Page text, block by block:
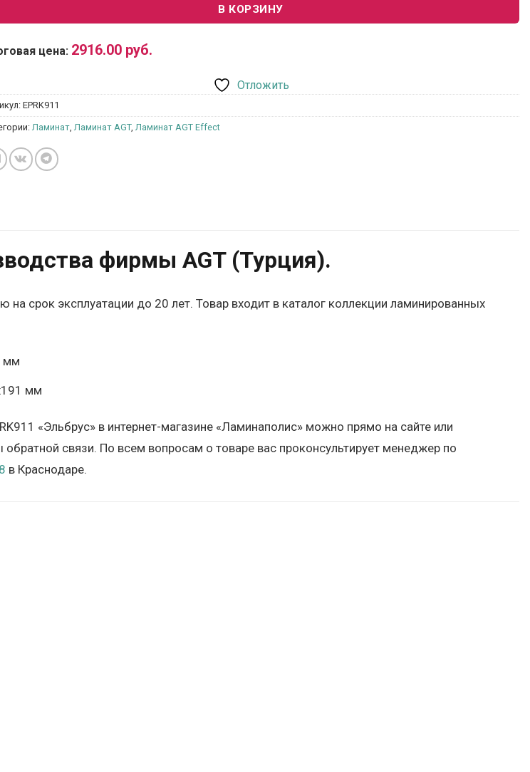
В КОРЗИНУ
цена: 2916.00 руб.
Отложить
EPRK911
Ламинат Ламинат AGT, Ламинат AGT Effect
фирмы AGT (Турция).
на срок эксплуатации до 20 лет. Товар входит в каталог коллекции ламинированных
мм
мм
«Эльбрус» в интернет-магазине «Ламинаполис» можно прямо на сайте или
связи. По всем вопросам о товаре вас проконсультирует менеджер по
в Краснодаре.